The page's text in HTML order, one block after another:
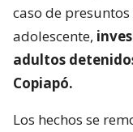
caso de
adolescente,
adultos
Copiapó.
Los hechos se